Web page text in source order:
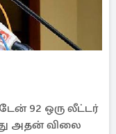
92 ஒரு லீட்டர்
அதன் விலை